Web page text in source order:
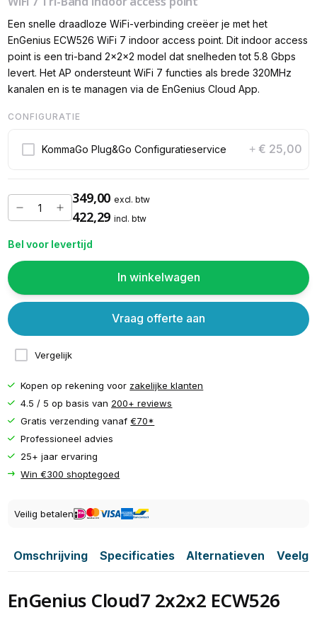
Een snelle draadloze WiFi-verbinding creëer je met het
EnGenius ECW526 WiFi 7 indoor access point. Dit indoor access
point is een tri-band 2x2x2 model dat snelheden tot 5.8 Gbps
levert. Het AP ondersteunt WiFi 7 functies als brede 320MHz
kanalen en is te managen via de EnGenius Cloud App.
CONFIGURATIE
KommaGo Plug&Go Configuratieservice + € 25,00
349,00 excl. btw
422,29 incl. btw
Bel voor levertijd
In winkelwagen
Vergelijk
Vraag offerte aan
Kopen op rekening voor zakelijke klanten
4.5 / 5 op basis van 200+ reviews
Gratis verzending vanaf€70*
Professioneel advies
25+ jaar ervaring
Win €300 shoptegoed
Veilig betalen
Omschrijving Specificaties Alternatieven
EnGenius Cloud7 2x2x2 ECW526